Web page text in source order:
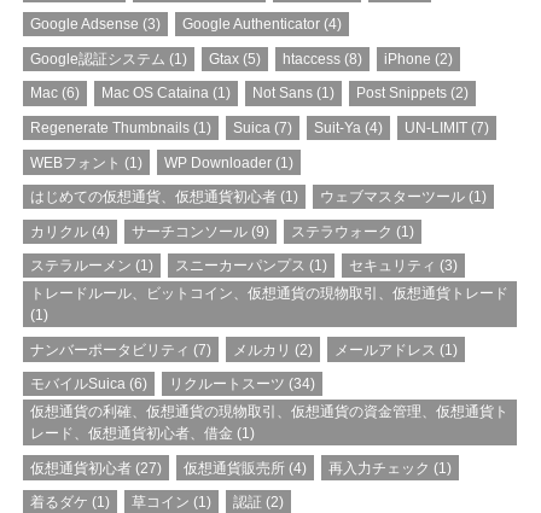
Google Adsense (3) Google Authenticator(4)
Google認証システム (1) Gtax(5) htaccess (8) iPhone (2)
Mac(6) Mac OS Cataina(1) Not Sans (1) Post Snippets (2)
Regenerate Thumbnails(1) Suica(7) Suit-Ya (4) UN-LIMIT (7)
WEBフォント (1) WP Downloader(1)
はじめての仮想通貨、仮想通貨初心者(1) ウェブマスターツール(1)
カリクル(4) サーチコンソール(9) ステラウォーク (1)
ステラルーメン (1) スニーカーパンプス (1) セキュリティ (3)
トレードルール、ビットコイン、仮想通貨の現物取引、仮想通貨トレード
(1)
ナンバーポータビリティ (7) メルカリ (2) メールアドレス (1)
モバイルSuica(6) リクルートスーツ (34)
仮想通貨の利確、仮想通貨の現物取引、仮想通貨の資金管理、仮想通貨ト
レード、仮想通貨初心者、借金 (1)
仮想通貨初心者(27) 仮想通貨販売所(4) 再入力チェック (1)
着るダケ (1) 草コイン (1) 認証 (2)